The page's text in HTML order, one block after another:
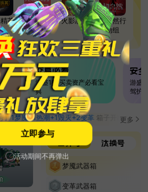
英 无畏契约 火影忍者
超自然行
动组
交易必看
游盛186买卖资产必看宝
典
安
游盛
驾护
梦魇+1热潮+1毁灭+2变革箱子开出 运动手套
更多
自开号 汰换号
梦魇武器箱
变革武器箱
立即参与
活动期间不再弹出